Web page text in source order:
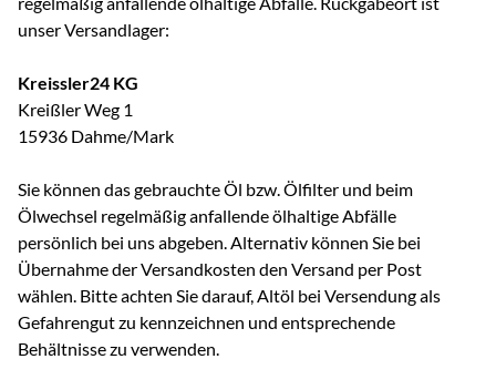
unser Versandlager:
Kreissler24 KG
Kreißler Weg 1
15936 Dahme/Mark
Sie können das gebrauchte Öl bzw. Ölfilter und beim
Ölwechsel regelmäßig anfallende ölhaltige Abfälle
persönlich bei uns abgeben. Alternativ können Sie bei
Übernahme der Versandkosten den Versand per Post
wählen. Bitte achten Sie darauf, Altöl bei Versendung als
Gefahrengut zu kennzeichnen und entsprechende
Behältnisse zu verwenden.